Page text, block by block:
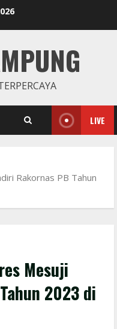
LIVE
Rakornas PB Tahun
Mesuji
2023 di